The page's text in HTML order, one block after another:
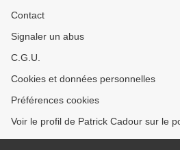
Contact
Signaler un abus
C.G.U.
Cookies et données personnelles
Préférences cookies
Voir le profil de Patrick Cadour sur le